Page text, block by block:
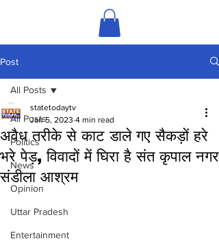
Post
All Posts
Politics
News
Opinion
Uttar Pradesh
Entertainment
All Posts
अवैध तरीके से काट डाले गए सैकड़ों हरे
भरे पेड़, विवादों में घिरा है संत कृपाल नगर
संडीला आश्रम
statetodaytv
Jan 5, 2023 4 min read